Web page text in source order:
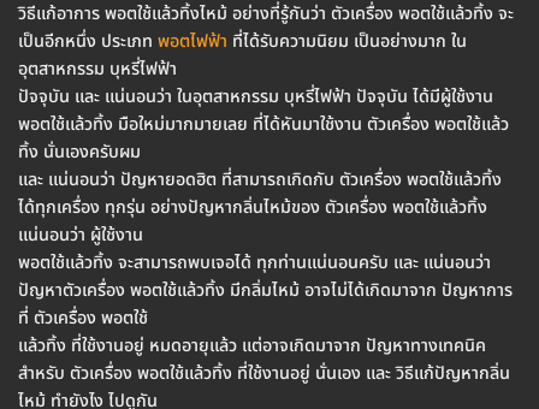
วิธีแก้อาการ พอตใช้แล้วทิ้งไหม้ อย่างที่รู้กันว่า ตัวเครื่อง พอตใช้แล้วทิ้ง จะ
เป็นอีกหนึ่ง ประเภท พอตไฟฟ้า ที่ได้รับความนิยม เป็นอย่างมาก ใน
อุตสาหกรรม บุหรี่ไฟฟ้า
ปัจจุบัน และ แน่นอนว่า ในอุตสาหกรรม บุหรี่ไฟฟ้า ปัจจุบัน ได้มีผู้ใช้งาน
พอตใช้แล้วทิ้ง มือใหม่มากมายเลย ที่ได้หันมาใช้งาน ตัวเครื่อง พอตใช้แล้ว
ทิ้ง นั่นเองครับผม
และ แน่นอนว่า ปัญหายอดฮิต ที่สามารถเกิดกับ ตัวเครื่อง พอตใช้แล้วทิ้ง
ได้ทุกเครื่อง ทุกรุ่น อย่างปัญหากลิ่นไหม้ของ ตัวเครื่อง พอตใช้แล้วทิ้ง
แน่นอนว่า ผู้ใช้งาน
พอตใช้แล้วทิ้ง จะสามารถพบเจอได้ ทุกท่านแน่นอนครับ และ แน่นอนว่า
ปัญหาตัวเครื่อง พอตใช้แล้วทิ้ง มีกลิ่มไหม้ อาจไม่ได้เกิดมาจาก ปัญหาการ
ที่ ตัวเครื่อง พอตใช้
แล้วทิ้ง ที่ใช้งานอยู่ หมดอายุแล้ว แต่อาจเกิดมาจาก ปัญหาทางเทคนิค
สำหรับ ตัวเครื่อง พอตใช้แล้วทิ้ง ที่ใช้งานอยู่ นั่นเอง และ วิธีแก้ปัญหากลิ่น
ไหม้ ทำยังไง ไปดูกัน